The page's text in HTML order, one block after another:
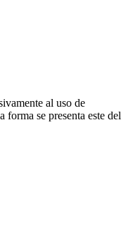
al uso de
forma se presenta este del